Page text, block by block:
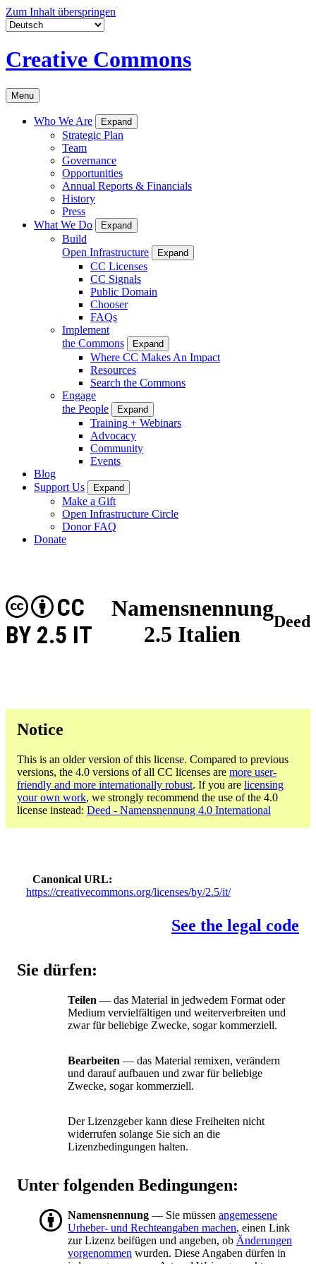
Zum Inhalt überspringen
Creative Commons
Menu
Who We Are Expand
Strategic Plan
Team
Governance
Opportunities
Annual Reports & Financials
History
Press
What We Do
Expand
Build
Open Infrastructure
Expand
CC Licenses
CC Signals
Public Domain
Chooser
FAQs
Implement
the Commons
Expand
Where CC Makes An Impact
Resources
Search the Commons
Engage
the People
Expand
Training + Webinars
Advocacy
Community
Events
Blog
Support Us
Expand
Make a Gift
Open Infrastructure Circle
Donor FAQ
Donate
Namensnennung
2.5 Italien
CC
BY 2.5 IT
Deed
Notice
This is an older version of this license. Compared to previous
versions, the 4.0 versions of all CC licenses are more user-
friendly and more internationally robust. If you are licensing
your own work, we strongly recommend the use of the 4.0
license instead: Deed - Namensnennung 4.0 International
Canonical URL
https://creativecommons.org/licenses/by/2.5/it/
See the legal code
Sie dürfen:
Teilen — das Material in jedwedem Format oder
Medium vervielfältigen und weiterverbreiten und
zwar für beliebige Zwecke, sogar kommerziell.
Bearbeiten — das Material remixen, verändern
und darauf aufbauen und zwar für beliebige
Zwecke, sogar kommerziell.
Der Lizenzgeber kann diese Freiheiten nicht
widerrufen solange Sie sich an die
Lizenzbedingungen halten.
Unter folgenden Bedingungen:
Namensnennung — Sie müssen angemessene
Urheber- und Rechteangaben machen, einen Link
zur Lizenz beifügen und angeben, ob Änderungen
vorgenommen wurden. Diese Angaben dürfen in